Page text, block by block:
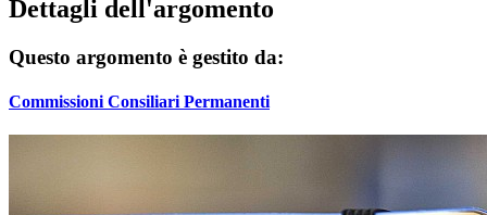
Dettagli dell'argomento
Questo argomento è gestito da:
Commissioni Consiliari Permanenti